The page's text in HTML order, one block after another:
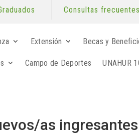
Consultas frecuentes
Extensión Becas y
Campo de Deportes UNAHUR
as